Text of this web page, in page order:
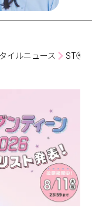
イルニュース ST㋲